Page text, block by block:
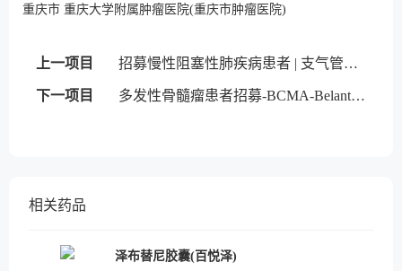
重庆市 重庆大学附属肿瘤医院(重庆市肿瘤医院)
上一项目 招募慢性阻塞性肺疾病患者 | 支气管内活瓣
下一项目 多发性骨髓瘤患者招募-BCMA-Belantamab mafodotin
相关药品
泽布替尼胶囊(百悦泽)